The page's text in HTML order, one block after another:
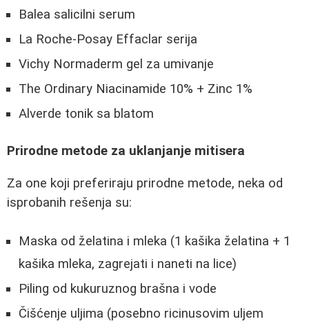
Balea salicilni serum
La Roche-Posay Effaclar serija
Vichy Normaderm gel za umivanje
The Ordinary Niacinamide 10% + Zinc 1%
Alverde tonik sa blatom
Prirodne metode za uklanjanje mitisera
Za one koji preferiraju prirodne metode, neka od
isprobanih rešenja su:
Maska od želatina i mleka (1 kašika želatina + 1
kašika mleka, zagrejati i naneti na lice)
Piling od kukuruznog brašna i vode
Čišćenje uljima (posebno ricinusovim uljem